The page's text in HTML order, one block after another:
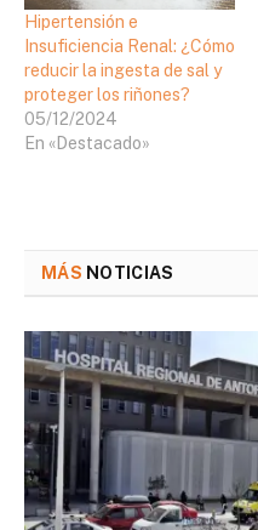
Hipertensión e
Insuficiencia Renal: ¿Cómo
reducir la ingesta de sal y
proteger los riñones?
05/12/2024
En «Destacado»
MÁS NOTICIAS